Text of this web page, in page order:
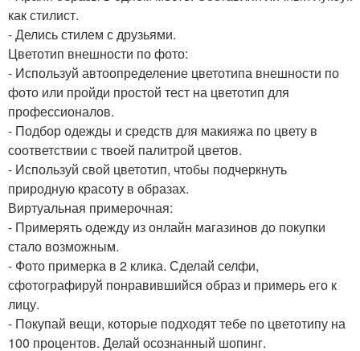
как стилист.
- Делись стилем с друзьями.
Цветотип внешности по фото:
- Используй автоопределение цветотипа внешности по
фото или пройди простой тест на цветотип для
профессионалов.
- Подбор одежды и средств для макияжа по цвету в
соответствии с твоей палитрой цветов.
- Используй свой цветотип, чтобы подчеркнуть
природную красоту в образах.
Виртуальная примерочная:
- Примерять одежду из онлайн магазинов до покупки
стало возможным.
- Фото примерка в 2 клика. Сделай селфи,
сфотографируй понравившийся образ и примерь его к
лицу.
- Покупай вещи, которые подходят тебе по цветотипу на
100 процентов. Делай осознанный шопинг.